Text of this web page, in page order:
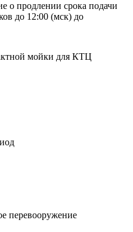
о продлении срока подачи
до 12:00 (мск) до
мойки для КТЦ
перевооружение